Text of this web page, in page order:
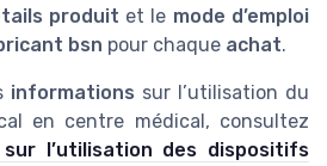
produit et le mode d’emploi
bsn pour chaque achat.
informations sur l’utilisation du
en centre médical, consultez
l’utilisation des dispositifs